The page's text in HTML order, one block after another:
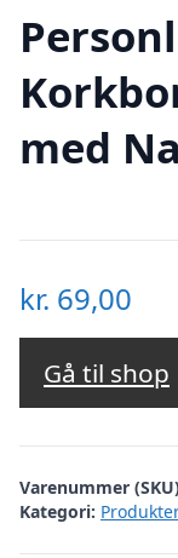
med
kr. 69,00
Gå til shop
Varenummer
Kategori: